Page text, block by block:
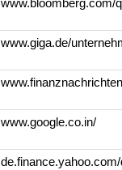
www.bloomberg.com/
www.giga.de/
www.google.co.in/